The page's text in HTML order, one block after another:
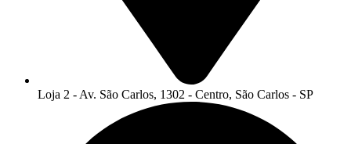
Loja 2 - Av. São Carlos, 1302 - Centro, São Carlos - SP